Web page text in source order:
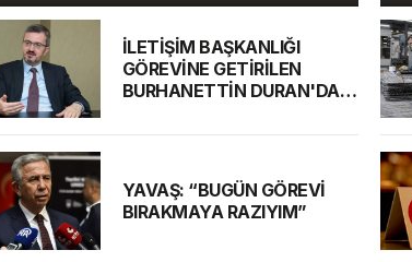
İLETİŞİM BAŞKANLIĞI
GÖREVİNE GETİRİLEN
BURHANETTİN DURAN'DAN
YAVAŞ: “BUGÜN GÖREVİ
BIRAKMAYA RAZIYIM”